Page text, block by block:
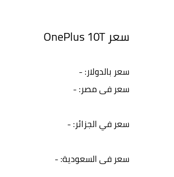
سعر OnePlus 10T
سعر بالدولار: -
سعر فى مصر: -
سعر في الجزائر: -
سعر فى السعودية: -